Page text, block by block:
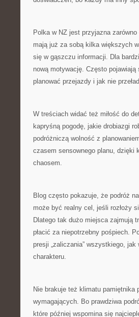
Polka w NZ jest przyjazna
mają już za sobą kilka większych
się w gąszczu informacji. Dla
nową motywację. Często
planować przejazdy i jak nie
W treściach widać też miłość do
kapryśną pogodę, jakie drobiazgi
podróżniczą wolność z
czasem sensownego planu,
chaosem.
Blog często pokazuje, że podróż
może być realny cel, jeśli rozłoży
Dlatego tak dużo miejsca zajmują
płacić za niepotrzebny pośpiech.
presji „zaliczania” wszystkiego,
charakteru.
Nie brakuje też klimatu
wymagających. Bo prawdziwa
które później wspomina się